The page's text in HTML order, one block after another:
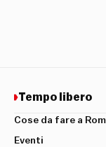
Tempo libero
Cose da fare a
Eventi